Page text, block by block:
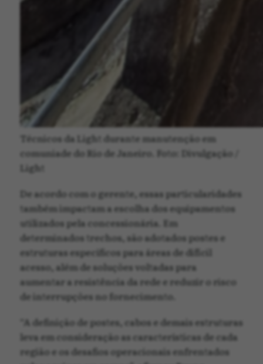
Técnicos da Light durante manutenção em
comuniade do Rio de Janeiro. Foto: Divulgação /
Light
De acordo com o gerente, essas particularidades
também impactam a escolha dos equipamentos
utilizados pela concessionária. Em
determinados trechos, são adotados postes e
estruturas específicos para áreas de difícil
acesso, além de soluções voltadas para
aumentar a resistência da rede e reduzir o risco
de interrupções no fornecimento.
“A definição de postes, cabos e demais estruturas
leva em consideração as características de cada
região e os desafios operacionais enfrentados